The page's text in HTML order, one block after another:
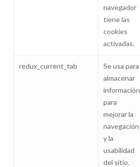
navegador
tiene las
cookies
activadas.
redux_current_tab
Se usa para
almacenar
información
para
mejorar la
navegación
y la
usabilidad
del sitio.